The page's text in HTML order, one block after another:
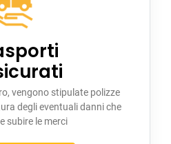
vengono stipulate polizze
degli eventuali danni che
subire le merci